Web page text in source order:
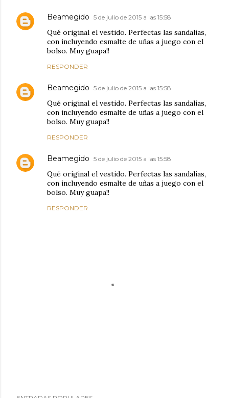
Beamegido 5 de julio de 2015 a las 15:58
Qué original el vestido. Perfectas las sandalias,
con incluyendo esmalte de uñas a juego con el
bolso. Muy guapa!!
RESPONDER
Beamegido 5 de julio de 2015 a las 15:58
Qué original el vestido. Perfectas las sandalias,
con incluyendo esmalte de uñas a juego con el
bolso. Muy guapa!!
RESPONDER
Beamegido 5 de julio de 2015 a las 15:58
Qué original el vestido. Perfectas las sandalias,
con incluyendo esmalte de uñas a juego con el
bolso. Muy guapa!!
RESPONDER